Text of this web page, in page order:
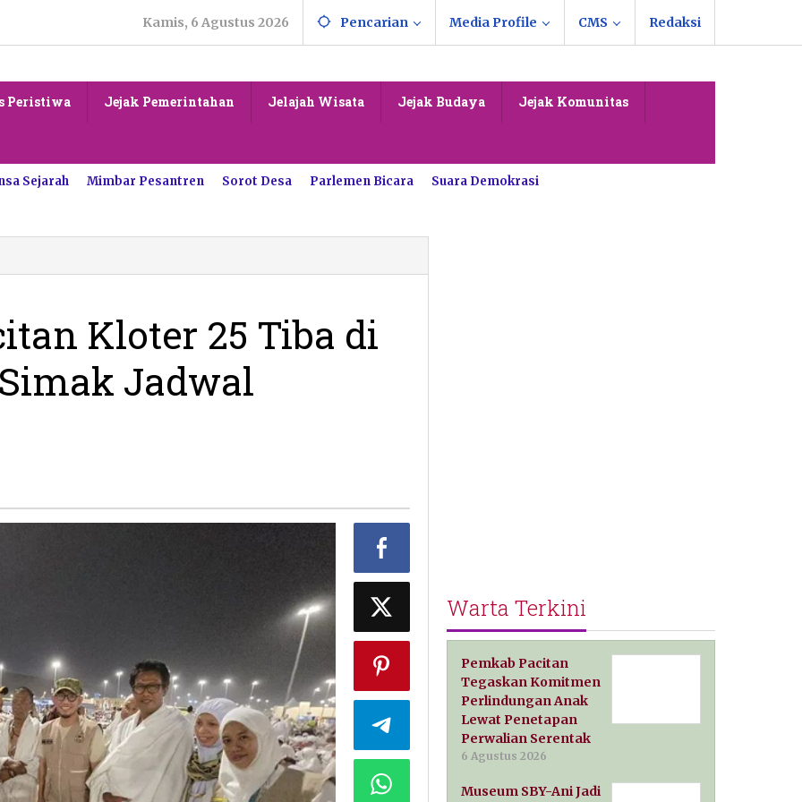
Kamis, 6 Agustus 2026 Pencarian Media Profile CMS Redaksi
Peristiwa Jejak Pemerintahan Jelajah Wisata Jejak Budaya Jejak Komunitas
Sejarah Mimbar Pesantren Sorot Desa Parlemen Bicara Suara Demokrasi
Kloter 25 Tiba di
Jadwal
Warta Terkini
Pemkab Pacitan
Tegaskan Komitmen
Perlindungan Anak
Lewat Penetapan
Perwalian Serentak
6 Agustus 2026
Museum SBY-Ani Jadi